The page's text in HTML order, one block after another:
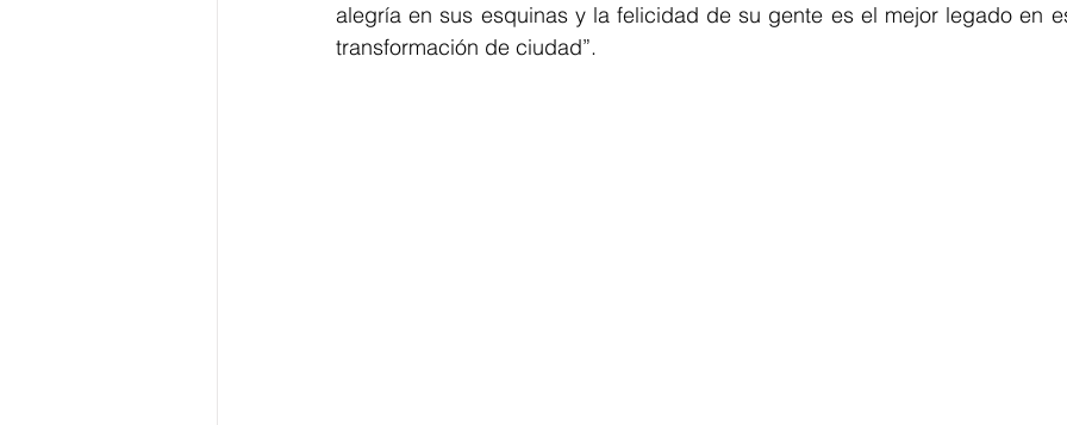
alegría en sus esquinas y la felicidad de su gente es el mejor legado en
transformación de ciudad”.